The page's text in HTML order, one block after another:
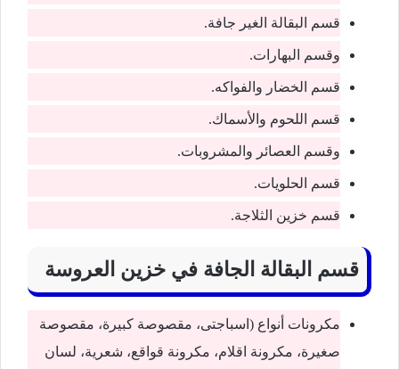
قسم البقالة الغير جافة.
وقسم البهارات.
قسم الخضار والفواكه.
قسم اللحوم والأسماك.
وقسم العصائر والمشروبات.
قسم الحلويات.
قسم خزين الثلاجة.
قسم البقالة الجافة في خزين العروسة
مكرونات أنواع (اسباجتى، مقصوصة كبيرة، مقصوصة
صغيرة، مكرونة اقلام، مكرونة قواقع، شعرية، لسان